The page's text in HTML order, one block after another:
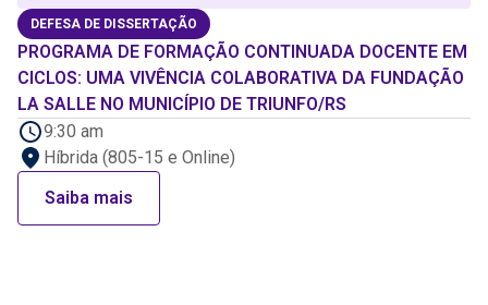
DEFESA DE DISSERTAÇÃO
PROGRAMA DE FORMAÇÃO CONTINUADA DOCENTE EM
CICLOS: UMA VIVÊNCIA COLABORATIVA DA FUNDAÇÃO
LA SALLE NO MUNICÍPIO DE TRIUNFO/RS
9:30 am
Híbrida (805-15 e Online)
Saiba mais